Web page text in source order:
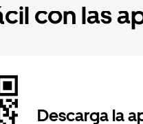
con las
Descarga la